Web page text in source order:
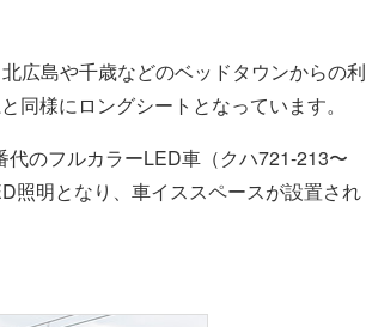
広島や千歳などのベッドタウンからの利
同様にロングシートとなっています。
のフルカラーLED車（クハ721-213〜
照明となり、車イススペースが設置され